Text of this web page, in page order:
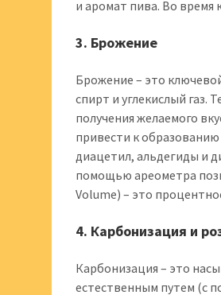
и аромат пива. Во
3. Брожение
Брожение – это
спирт и углекислый газ.
получения желаемого
привести к
диацетил, альдегиды и
помощью ареометра
Volume) – это
4. Карбонизация и
Карбонизация – это
естественным путем (с